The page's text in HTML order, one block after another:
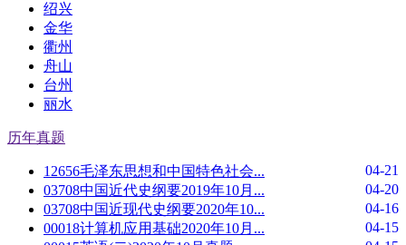
绍兴
金华
衢州
舟山
台州
丽水
历年真题
12656毛泽东思想和中国特色社会...
04-21
03708中国近代史纲要2019年10月...
04-20
03708中国近现代史纲要2020年10...
04-16
00018计算机应用基础2020年10月...
04-15